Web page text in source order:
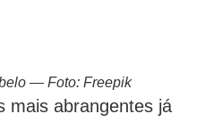
— Foto: Freepik
mais abrangentes já